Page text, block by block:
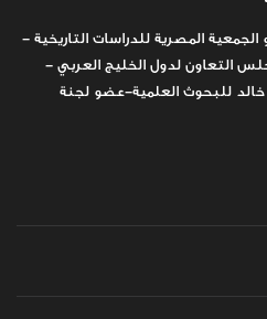
المصرية للدراسات التاريخية -
التعاون لدول الخليج العربي -
للبحوث العلمية-عضو لجنة